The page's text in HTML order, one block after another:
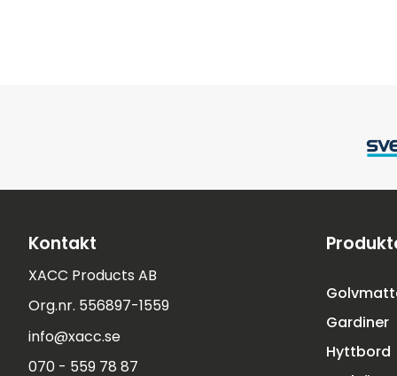
Kontakt
XACC Products AB
Org.nr. 556897-1559
info@xacc.se
070 - 559 78 87
Gardiner
Hyttbord